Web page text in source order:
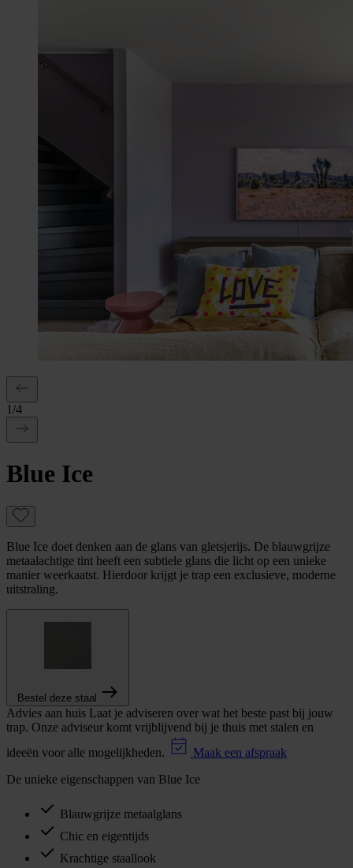
1/4
Blue Ice
Blue Ice doet denken aan de glans van gletsjerijs. De blauwgrijze
metaalachtige tint heeft een subtiele glans die licht op een unieke
manier weerkaatst. Hierdoor krijgt je trap een exclusieve, moderne
uitstraling.
Bestel deze staal
Advies aan huis Laat je adviseren over wat het beste past bij jouw
trap. Onze adviseur komt vrijblijvend bij je thuis met stalen en
ideeën voor alle mogelijkheden.
Maak een afspraak
De unieke eigenschappen van Blue Ice
Blauwgrijze metaalglans
Chic en eigentijds
Krachtige staallook